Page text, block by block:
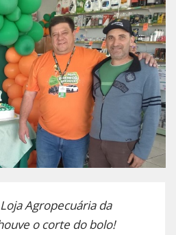
Agropecuária da
o corte do bolo!